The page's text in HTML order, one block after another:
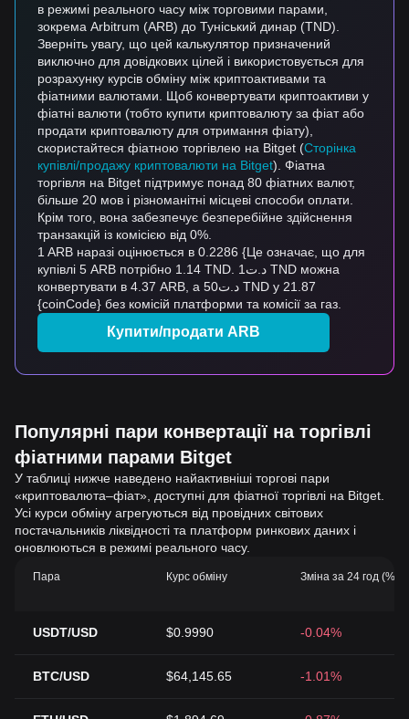
в режимі реального часу між торговими парами,
зокрема Arbitrum (ARB) до Туніський динар (TND).
Зверніть увагу, що цей калькулятор призначений
виключно для довідкових цілей і використовується для
розрахунку курсів обміну між криптоактивами та
фіатними валютами. Щоб конвертувати криптоактиви у
фіатні валюти (тобто купити криптовалюту за фіат або
продати криптовалюту для отримання фіату),
скористайтеся фіатною торгівлею на Bitget (Сторінка
купівлі/продажу криптовалюти на Bitget). Фіатна
торгівля на Bitget підтримує понад 80 фіатних валют,
більше 20 мов і різноманітні місцеві способи оплати.
Крім того, вона забезпечує безперебійне здійснення
транзакцій із комісією від 0%.
1 ARB наразі оцінюється в 0.2286 {Це означає, що для
купівлі 5 ARB потрібно 1.14 TND. د.ت1 TND можна
конвертувати в 4.37 ARB, а د.ت50 TND у 21.87
{coinCode} без комісій платформи та комісії за газ.
Купити/продати ARB
Популярні пари конвертації на торгівлі
фіатними парами Bitget
У таблиці нижче наведено найактивніші торгові пари
«криптовалюта–фіат», доступні для фіатної торгівлі на Bitget.
Усі курси обміну агрегуються від провідних світових
постачальників ліквідності та платформ ринкових даних і
оновлюються в режимі реального часу.
Пара Курс обміну Зміна за 24 год (%)
USDT/USD $0.9990 -0.04%
BTC/USD $64,145.65 -1.01%